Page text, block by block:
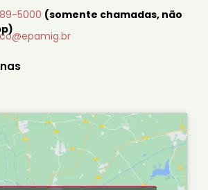
5000 (somente chamadas, não